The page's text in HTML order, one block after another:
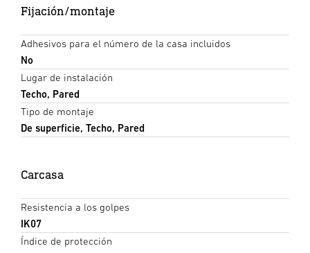
Fijación/montaje
Adhesivos para el número de la casa incluidos
No
Lugar de instalación
Techo, Pared
Tipo de montaje
De superficie, Techo, Pared
Carcasa
Resistencia a los golpes
IK07
Índice de protección